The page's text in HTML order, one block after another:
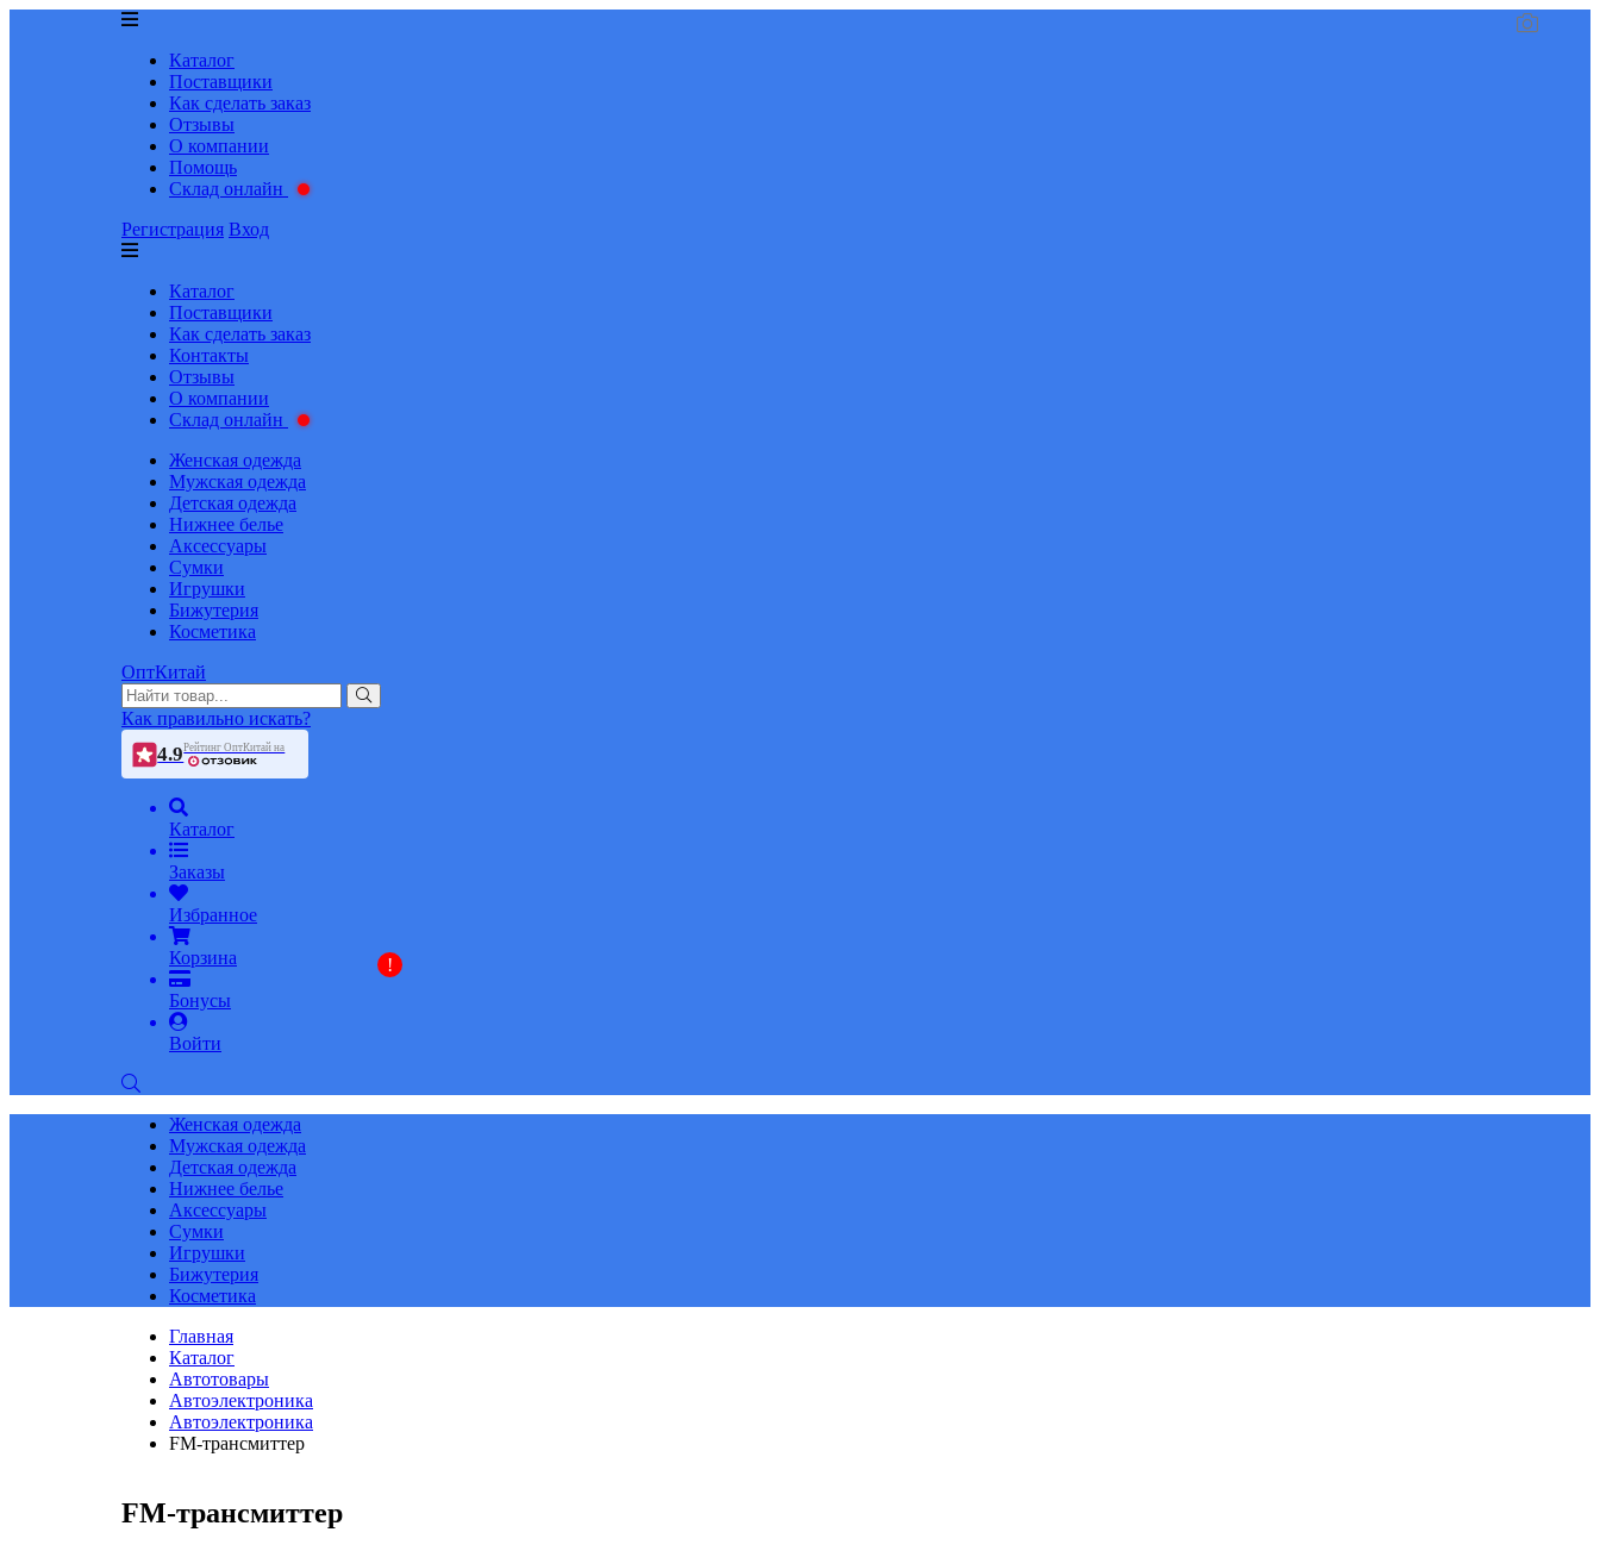
Каталог
Поставщики
Как сделать заказ
Отзывы
О компании
Помощь
Склад онлайн
Регистрация Вход
Каталог
Поставщики
Как сделать заказ
Контакты
Отзывы
О компании
Склад онлайн
Женская одежда
Мужская одежда
Детская одежда
Нижнее белье
Аксессуары
Сумки
Игрушки
Бижутерия
Косметика
ОптКитай
Как правильно искать?
4.9Рейтинг ОптКитай на
Каталог
Заказы
Избранное
Корзина
Бонусы
!
Войти
Женская одежда
Мужская одежда
Детская одежда
Нижнее белье
Аксессуары
Сумки
Игрушки
Бижутерия
Косметика
Главная
Каталог
Автотовары
Автоэлектроника
Автоэлектроника
FM-трансмиттер
FM-трансмиттер